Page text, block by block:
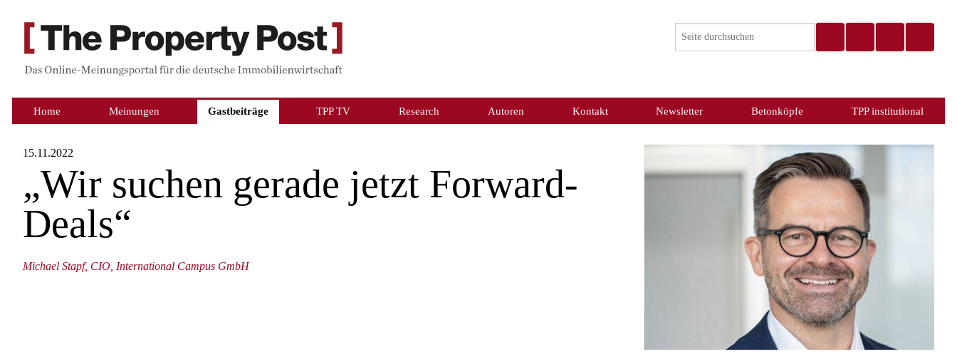
Home Meinungen Gastbeiträge TPP TV Research Autoren Kontakt Newsletter Betonköpfe TPP institutional
15.11.2022
„Wir suchen gerade jetzt Forward-
Deals“
Michael Stapf, CIO, International Campus GmbH